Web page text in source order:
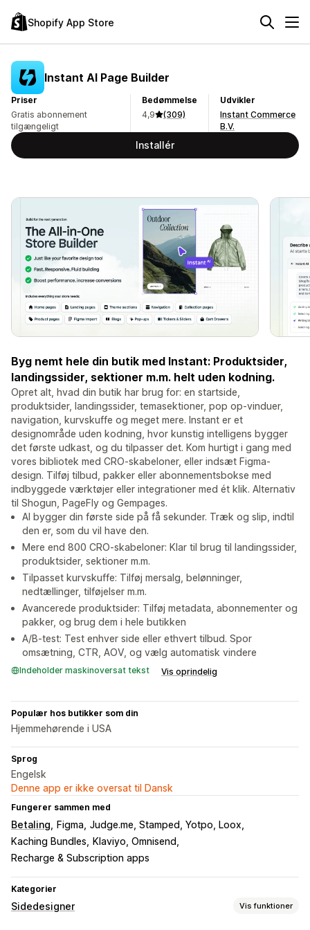
Shopify App Store
Instant AI Page Builder
Priser
Gratis abonnement
tilgængeligt
Bedømmelse
4,9
(309)
Udvikler
Instant Commerce
B.V.
Installér
Byg nemt hele din butik med Instant: Produktsider,
landingssider, sektioner m.m. helt uden kodning.
Opret alt, hvad din butik har brug for: en startside,
produktsider, landingssider, temasektioner, pop op-vinduer,
navigation, kurvskuffe og meget mere. Instant er et
designområde uden kodning, hvor kunstig intelligens bygger
det første udkast, og du tilpasser det. Kom hurtigt i gang med
vores bibliotek med CRO-skabeloner, eller indsæt Figma-
design. Tilføj tilbud, pakker eller abonnementsbokse med
indbyggede værktøjer eller integrationer med ét klik. Alternativ
til Shogun, PageFly og Gempages.
AI bygger din første side på få sekunder. Træk og slip, indtil
den er, som du vil have den.
Mere end 800 CRO-skabeloner: Klar til brug til landingssider,
produktsider, sektioner m.m.
Tilpasset kurvskuffe: Tilføj mersalg, belønninger,
nedtællinger, tilføjelser m.m.
Avancerede produktsider: Tilføj metadata, abonnementer og
pakker, og brug dem i hele butikken
A/B-test: Test enhver side eller ethvert tilbud. Spor
omsætning, CTR, AOV, og vælg automatisk vindere
Indeholder maskinoversat tekst Vis oprindelig
Populær hos butikker som din
Hjemmehørende i USA
Sprog
Engelsk
Denne app er ikke oversat til Dansk
Fungerer sammen med
Betaling Figma Judge.me, Stamped, Yotpo, Loox
Kaching Bundles
Klaviyo, Omnisend
Recharge & Subscription apps
Kategorier
Sidedesigner Vis funktioner